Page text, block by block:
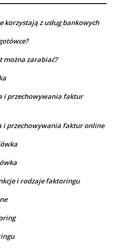
korzystają z usług bankowych
można zarabiać?
i przechowywania faktur
i przechowywania faktur online
i rodzaje faktoringu